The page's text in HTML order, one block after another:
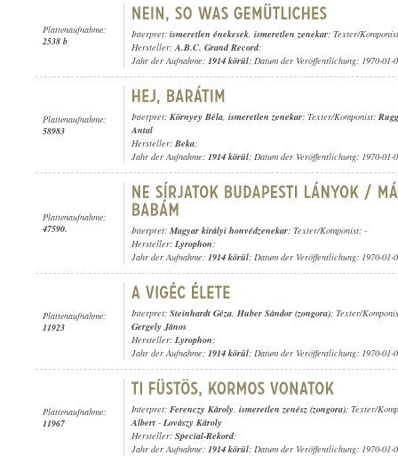
Plattenaufnahme:
2538 b
Interpret: ismeretlen énekesek, ismeretlen zenekar; Texter/
Hersteller:A.B.C. Grand Record;
Jahr der Aufnahme: 1914 körül; Datum der Veröffentlichung: 1970-01-
Plattenaufnahme:
58983
Interpret: Környey Béla, ismeretlen zenekar; Texter/Komponist:
Antal
Hersteller: Beka;
Jahr der Aufnahme: 1914 körül; Datum der Veröffentlichung: 1970-01-
Plattenaufnahme:
47590.
Interpret: Magyar királyi honvédzenekar; Texter/Komponist: -
Hersteller: Lyrophon;
Jahr der Aufnahme: 1914 körül; Datum der Veröffentlichung: 1970-01-
Plattenaufnahme:
11923
Interpret: Steinhardt Géza, Huber Sándor (zongora); Texter/
Gergely János
Hersteller: Lyrophon;
Jahr der Aufnahme: 1914 körül; Datum der Veröffentlichung: 1970-01-
Plattenaufnahme:
11967
Interpret: Ferenczy Károly, ismeretlen zenész (zongora); Texter/
Albert - Lovászy Károly
Hersteller: Special-Rekord;
Jahr der Aufnahme: 1914 körül; Datum der Veröffentlichung: 1970-01-